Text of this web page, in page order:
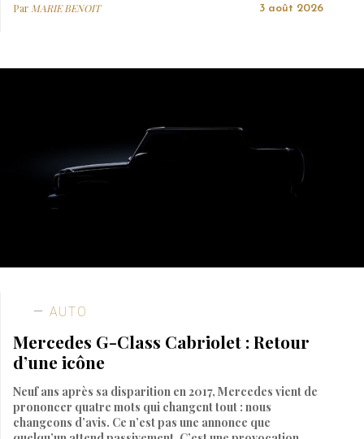
ParMARIE BENOIT 3 août 2026
AUTO
Mercedes G-Class Cabriolet : Retour
d’une icône
Neuf ans après sa disparition en 2017, Mercedes vient de
prononcer quatre mots qui changent tout : nous
changeons d’avis. Ce n’est pas une annonce que